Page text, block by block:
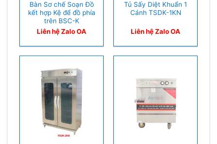
Bàn Sơ chế Soạn Đồ
kết hợp Kệ để đồ phía
trên BSC-K
Liên hệ Zalo OA
Tủ Sấy Diệt Khuẩn 1
Cánh TSDK-1KN
Liên hệ Zalo OA